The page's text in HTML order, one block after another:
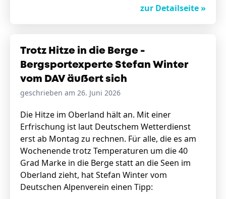
zur Detailseite »
Trotz Hitze in die Berge -
Bergsportexperte Stefan Winter
vom DAV äußert sich
geschrieben am 26. Juni 2026
Die Hitze im Oberland hält an. Mit einer
Erfrischung ist laut Deutschem Wetterdienst
erst ab Montag zu rechnen. Für alle, die es am
Wochenende trotz Temperaturen um die 40
Grad Marke in die Berge statt an die Seen im
Oberland zieht, hat Stefan Winter vom
Deutschen Alpenverein einen Tipp: